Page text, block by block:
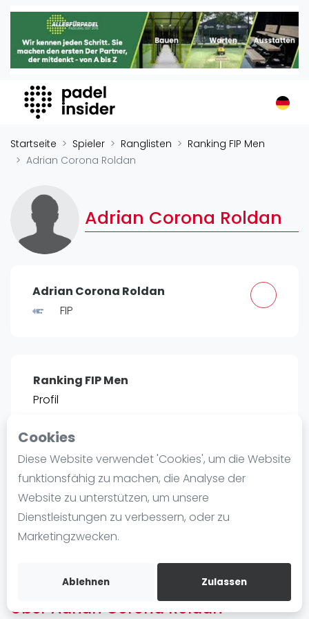
Cookies
Diese Website verwendet 'Cookies', um die Website
funktionsfähig zu machen, die Analyse der
Website zu unterstützen, um unsere
Dienstleistungen zu verbessern, oder zu
Marketingzwecken.
Ablehnen Zulassen
Padel Insider
Home
Organisationen
Buchungssysteme
Padel-Shops
Padel-Marken
Verschiedenes
Veranstaltungen
Turniere
Playtomic
Frauen
FIP Männer
Blog
Die Geschichte von Padel
Regeln und Punktzählung
Padel Schläge
Video
Startseite Spieler Ranglisten
Ranking FIP Men
Adrian Corona Roldan
Adrian Corona Roldan
Adrian Corona Roldan
FIP
Ranking FIP Men
Profil
POSITIE
#2466 0
Bist duAdrian Corona Roldan
Kostenloses Konto erstellen
Über Adrian Corona Roldan